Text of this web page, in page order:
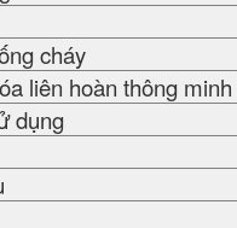
cháy
liên hoàn thông minh
dụng